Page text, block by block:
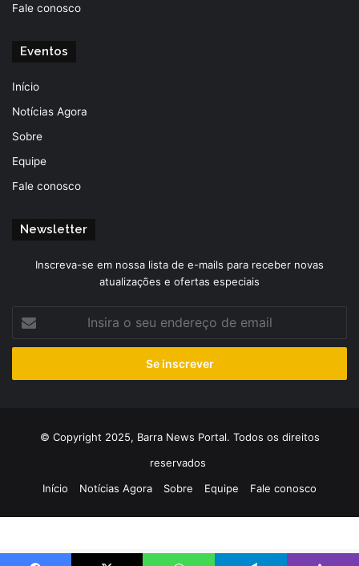
Fale conosco
Eventos
Início
Notícias Agora
Sobre
Equipe
Fale conosco
Newsletter
Inscreva-se em nossa lista de e-mails para receber novas
atualizações e ofertas especiais
seu
de
© Copyright 2025, Barra News Portal. Todos os direitos
reservados
Início
Notícias Agora Sobre Equipe Fale conosco